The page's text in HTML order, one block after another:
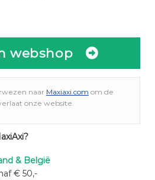
webshop
naar Maxiaxi.com om de
onze website.
& België
€ 50,-